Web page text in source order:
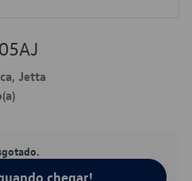
Jetta
chegar!